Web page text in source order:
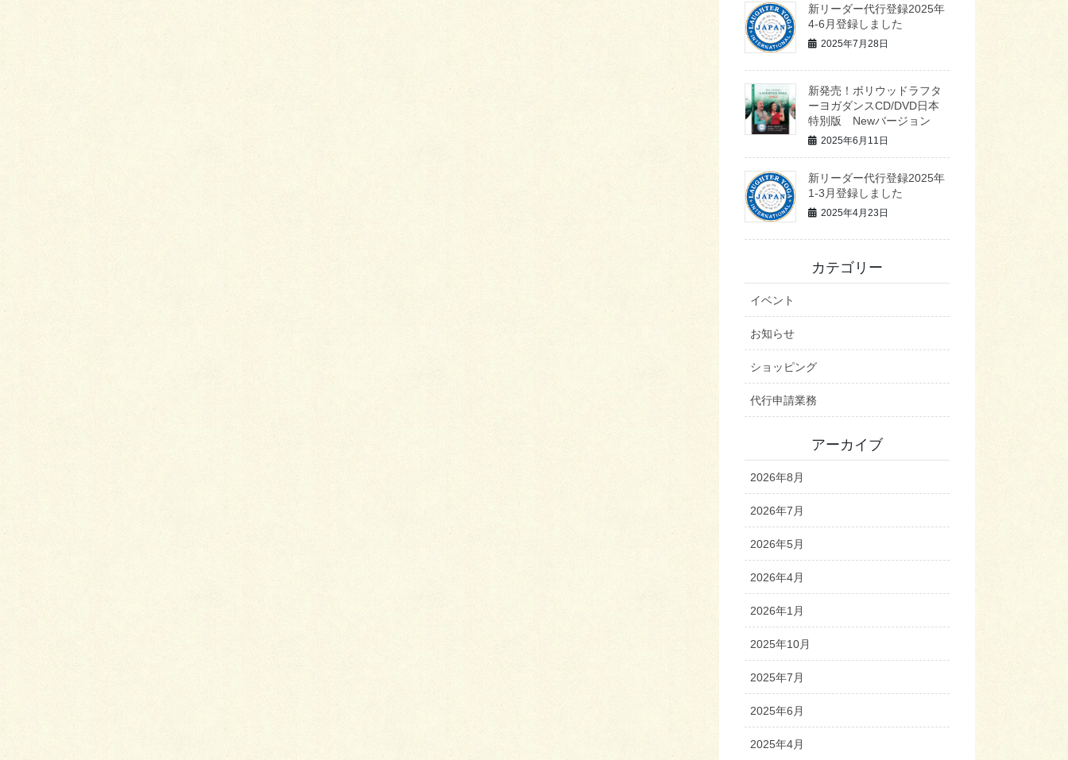
新リーダー代行登録2025年
4-6月登録しました
2025年7月28日
新発売！ボリウッドラフタ
ーヨガダンスCD/DVD日本
特別版 Newバージョン
2025年6月11日
新リーダー代行登録2025年
1-3月登録しました
2025年4月23日
カテゴリー
イベント
お知らせ
ショッピング
代行申請業務
アーカイブ
2026年8月
2026年7月
2026年5月
2026年4月
2026年1月
2025年10月
2025年7月
2025年6月
2025年4月